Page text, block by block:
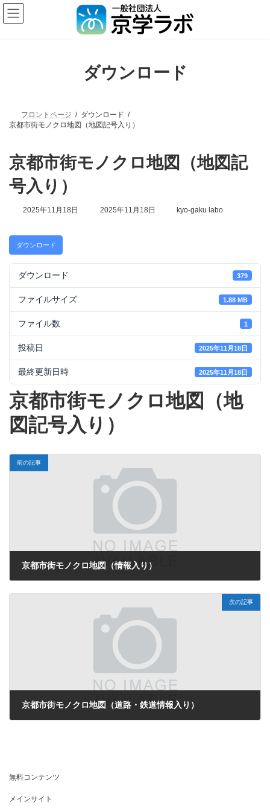
ダウンロード
フロントページ
ダウンロード
京都市街モノクロ地図（地図記号入り）
京都市街モノクロ地図（地図記
号入り）
2025年11月18日 2025年11月18日 kyo-gaku labo
ダウンロード
ダウンロード 379
ファイルサイズ 1.88 MB
ファイル数 1
投稿日 2025年11月18日
最終更新日時 2025年11月18日
京都市街モノクロ地図（地
図記号入り）
前の記事
京都市街モノクロ地図（情報入り）
次の記事
京都市街モノクロ地図（道路・鉄道情報入り）
無料コンテンツ
メインサイト